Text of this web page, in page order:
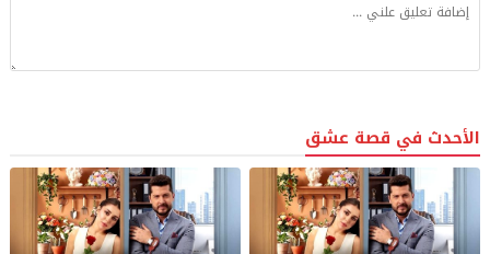
الأحدث في قصة عشق